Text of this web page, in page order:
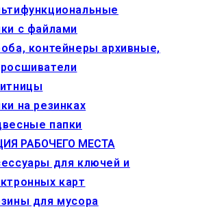
с файлами
контейнеры архивные,
на резинках
папки
РАБОЧЕГО МЕСТА
для ключей и
карт
для мусора